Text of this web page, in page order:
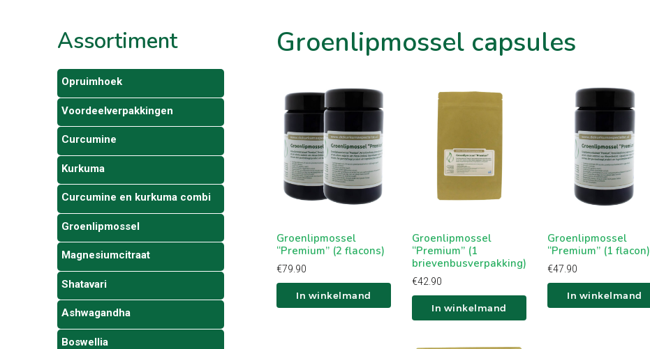
Assortiment
Opruimhoek
Voordeelverpakkingen
Curcumine
Kurkuma
Curcumine en kurkuma combi
Groenlipmossel
Magnesiumcitraat
Shatavari
Ashwagandha
Boswellia
Groenlipmossel capsules
In winkelwagen
Groenlipmossel
“Premium” (2 flacons)
€79.90
In winkelmand
In winkelwagen
Groenlipmossel
“Premium” (1
brievenbusverpakking)
€42.90
In winkelmand
In winkelwagen
Groenlipmossel
“Premium” (1 flacon)
€47.90
In winkelmand